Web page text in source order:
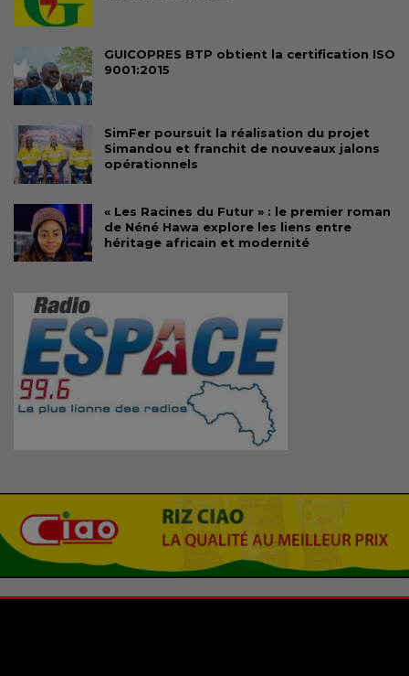
GUICOPRES BTP obtient la certification ISO
9001:2015
SimFer poursuit la réalisation du projet
Simandou et franchit de nouveaux jalons
opérationnels
« Les Racines du Futur » : le premier roman
de Néné Hawa explore les liens entre
héritage africain et modernité